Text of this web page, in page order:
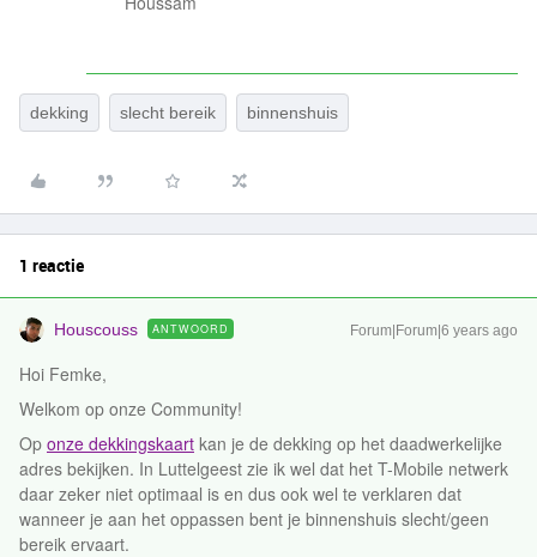
dekking slecht bereik binnenshuis
1 reactie
Houscouss ANTWOORD Forum|Forum|6 years ago
Hoi Femke,
Welkom op onze Community!
Op onze dekkingskaart kan je de dekking op het daadwerkelijke
adres bekijken. In Luttelgeest zie ik wel dat het T-Mobile netwerk
daar zeker niet optimaal is en dus ook wel te verklaren dat
wanneer je aan het oppassen bent je binnenshuis slecht/geen
bereik ervaart.